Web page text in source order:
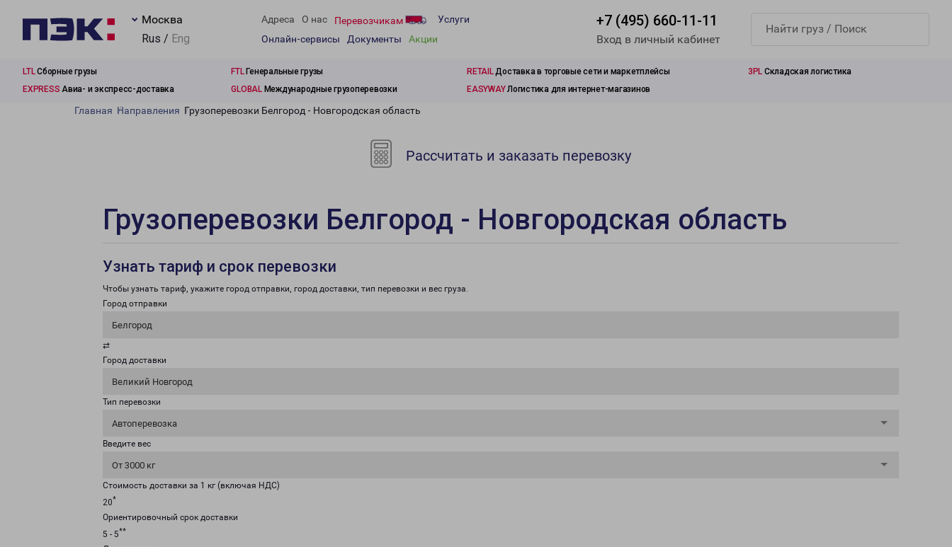
Москва
Rus / Eng
Адреса О нас Перевозчикам
Услуги
Онлайн-сервисы
Документы Акции
+7 (495) 660-11-11
Вход в личный кабинет
LTLСборные грузы FTLГенеральные грузы RETAILДоставка в торговые сети и маркетплейсы 3PL Складская логистика
EXPRESS Авиа- и экспресс-доставка GLOBALМеждународные грузоперевозки EASYWAYЛогистика для интернет-магазинов
Главная Направления Грузоперевозки Белгород - Новгородская область
Рассчитать и заказать перевозку
Грузоперевозки Белгород - Новгородская область
Узнать тариф и срок перевозки
Чтобы узнать тариф, укажите город отправки, город доставки, тип перевозки и вес груза.
Город отправки
Белгород
⇄
Город доставки
Великий Новгород
Тип перевозки
Автоперевозка
Введите вес
От 3000 кг
Стоимость доставки за 1 кг (включая НДС)
20*
Ориентировочный срок доставки
5 - 5**